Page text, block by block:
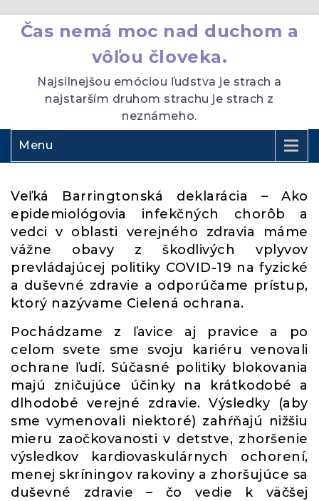
Čas nemá moc nad duchom a
vôľou človeka.
Najsilnejšou emóciou ľudstva je strach a
najstarším druhom strachu je strach z
neznámeho.
Menu
Veľká Barringtonská deklarácia – Ako
epidemiológovia infekčných chorôb a
vedci v oblasti verejného zdravia máme
vážne obavy z škodlivých vplyvov
prevládajúcej politiky COVID-19 na fyzické
a duševné zdravie a odporúčame prístup,
ktorý nazývame Cielená ochrana.
Pochádzame z ľavice aj pravice a po
celom svete sme svoju kariéru venovali
ochrane ľudí. Súčasné politiky blokovania
majú zničujúce účinky na krátkodobé a
dlhodobé verejné zdravie. Výsledky (aby
sme vymenovali niektoré) zahŕňajú nižšiu
mieru zaočkovanosti v detstve, zhoršenie
výsledkov kardiovaskulárnych ochorení,
menej skríningov rakoviny a zhoršujúce sa
duševné zdravie – čo vedie k väčšej